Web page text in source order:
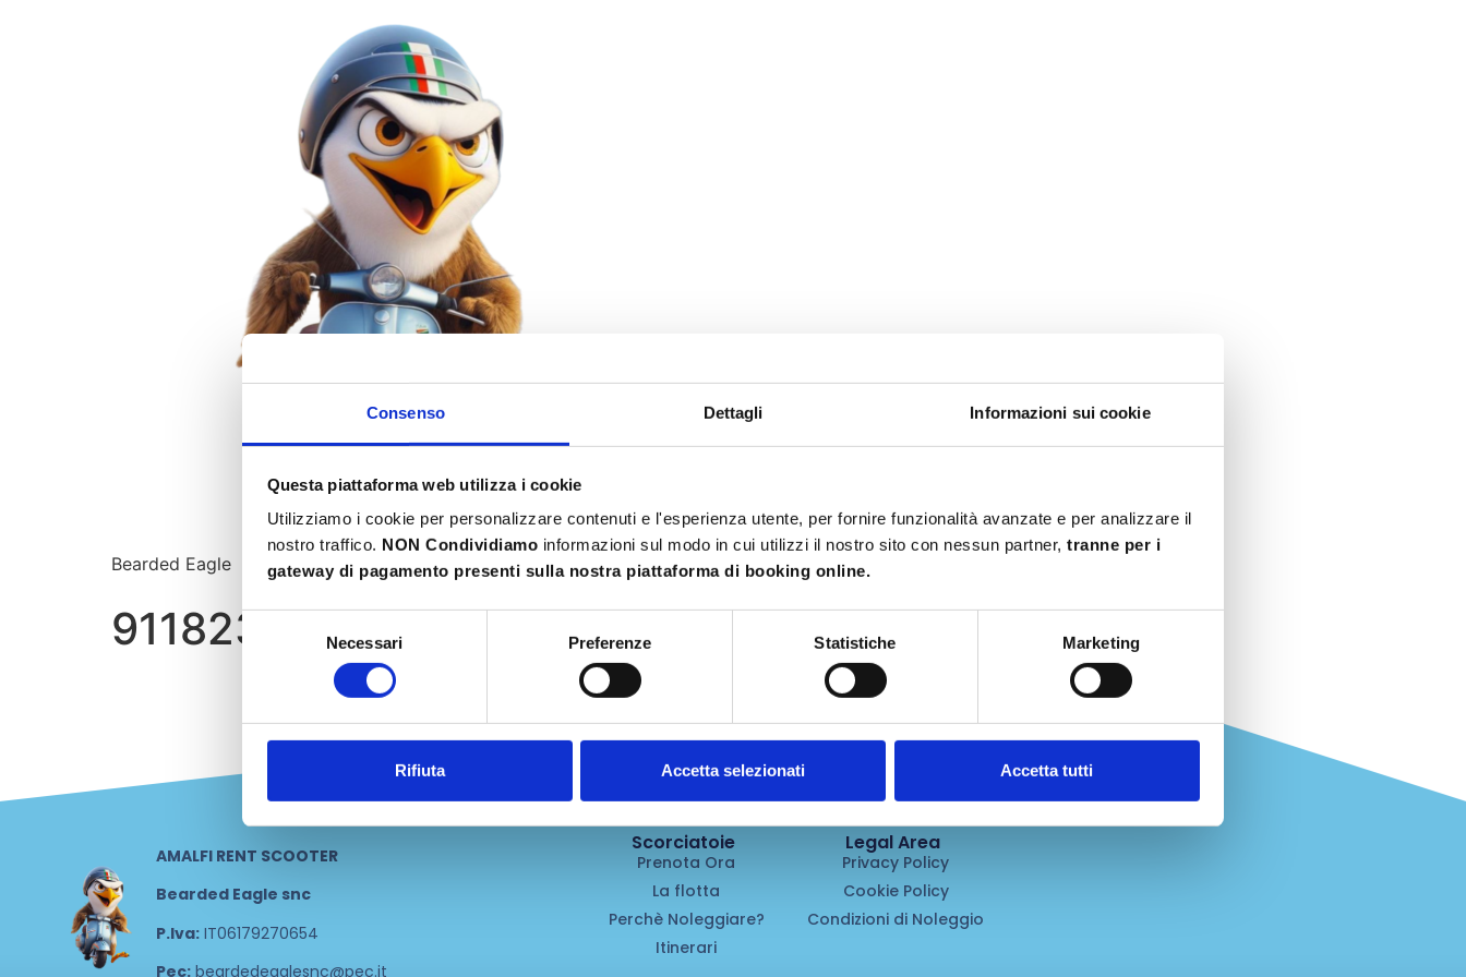
Consenso Dettagli Informazioni sui cookie
Questa piattaforma web utilizza i cookie
Utilizziamo i cookie per personalizzare contenuti e l'esperienza utente, per fornire funzionalità avanzate e per analizzare il
nostro traffico. NON Condividiamo informazioni sul modo in cui utilizzi il nostro sito con nessun partner, tranne per i
gateway di pagamento presenti sulla nostra piattaforma di booking online.
Selezione
del
Necessari Preferenze Statistiche Marketing
Rifiuta Accetta selezionati Accetta tutti
Bearded Eagle
911823 – Faulkner Delaney
AMALFI RENT SCOOTER
Bearded Eagle snc
P.Iva:IT06179270654
Pec:beardedeaglesnc@pec.it
Scorciatoie
Prenota Ora
La flotta
Perchè Noleggiare?
Itinerari
Legal Area
Privacy Policy
Cookie Policy
Condizioni di Noleggio